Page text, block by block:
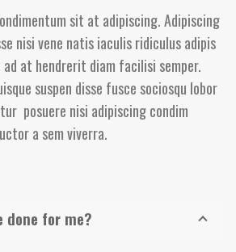
sit at adipiscing. Adipiscing
nisi vene natis iaculis ridiculus adipis
ad at hendrerit diam facilisi semper.
suspen disse fusce sociosqu lobor
posuere nisi adipiscing condim
a sem viverra.
done for me?